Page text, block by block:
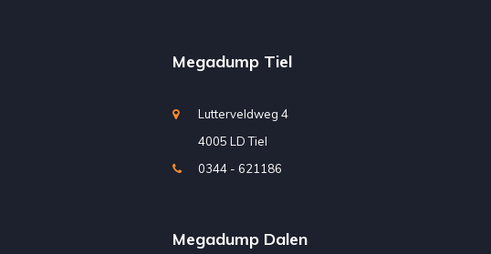
Megadump Tiel
Lutterveldweg 4
4005 LD Tiel
0344 - 621186
Megadump Dalen